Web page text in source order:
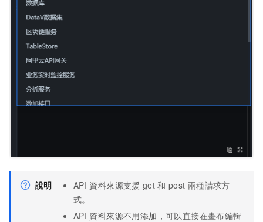
說明 API 資料來源支援 get 和 post 兩種請求方
式。
API 資料來源不用添加，可以直接在畫布編輯